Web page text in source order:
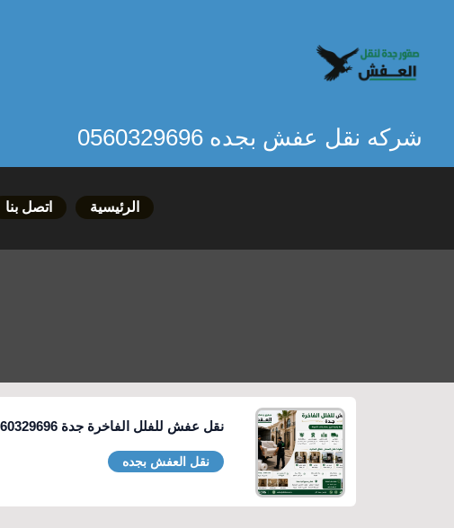
المحتوى
شركه نقل عفش بجده 0560329696
الرئيسية اتصل بنا
نقل عفش للفلل الفاخرة جدة 0560329696 سريع وآمن
نقل العفش بجده